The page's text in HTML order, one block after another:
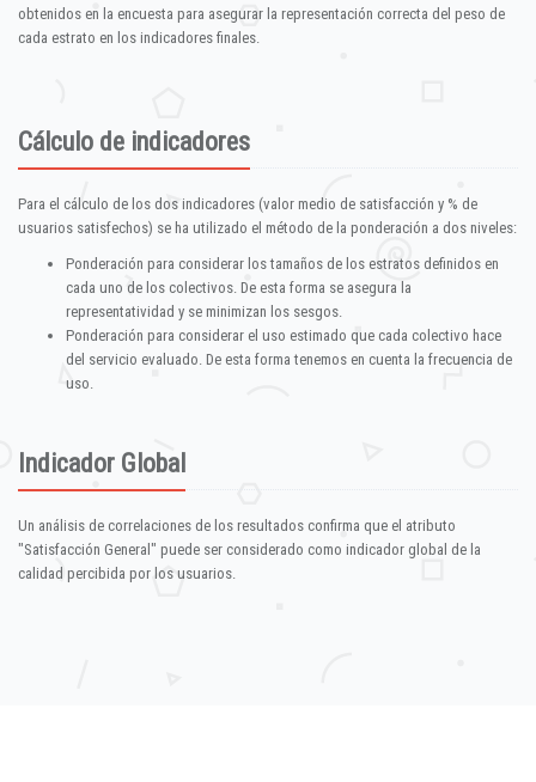
obtenidos en la encuesta para asegurar la representación correcta del peso de
cada estrato en los indicadores finales.
Cálculo de indicadores
Para el cálculo de los dos indicadores (valor medio de satisfacción y % de
usuarios satisfechos) se ha utilizado el método de la ponderación a dos niveles:
Ponderación para considerar los tamaños de los estratos definidos en
cada uno de los colectivos. De esta forma se asegura la
representatividad y se minimizan los sesgos.
Ponderación para considerar el uso estimado que cada colectivo hace
del servicio evaluado. De esta forma tenemos en cuenta la frecuencia de
uso.
Indicador Global
Un análisis de correlaciones de los resultados confirma que el atributo
"Satisfacción General" puede ser considerado como indicador global de la
calidad percibida por los usuarios.